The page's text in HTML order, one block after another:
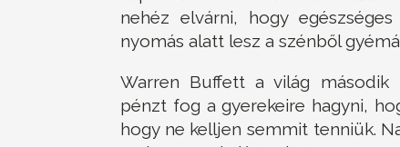
nehéz elvárni, hogy
nyomás alatt lesz a szénből
Warren Buffett a világ második
pénzt fog a gyerekeire hagyni,
hogy ne kelljen semmit tenniük.